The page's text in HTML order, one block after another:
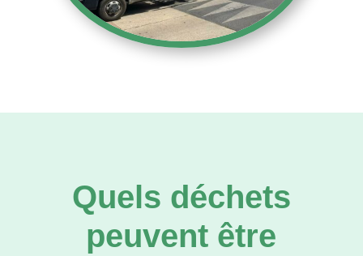
Quels déchets
peuvent être